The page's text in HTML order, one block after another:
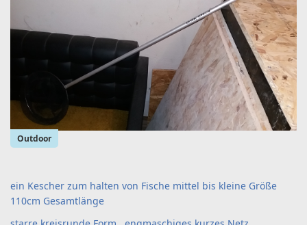
Outdoor
ein Kescher zum halten von Fische mittel bis kleine Größe
110cm Gesamtlänge